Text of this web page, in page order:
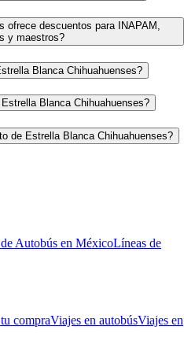
ofrece descuentos para INAPAM,
y maestros?
Blanca Chihuahuenses?
Blanca Chihuahuenses?
de Estrella Blanca Chihuahuenses?
Autobús en MéxicoLíneas de
compraViajes en autobúsViajes en